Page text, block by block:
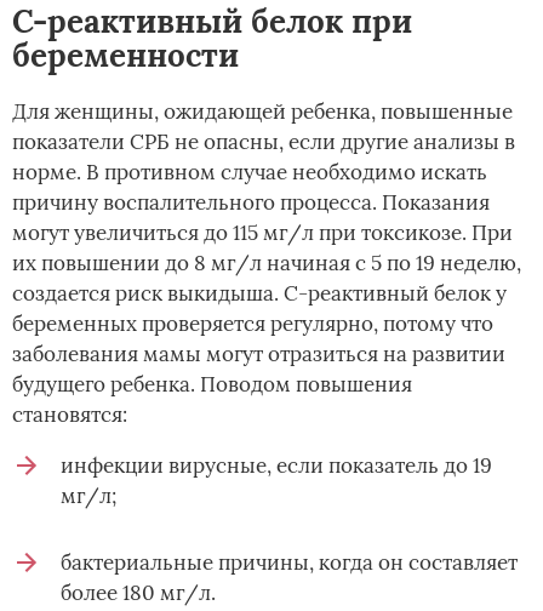
С-реактивный белок при
беременности
Для женщины, ожидающей ребенка, повышенные
показатели СРБ не опасны, если другие анализы в
норме. В противном случае необходимо искать
причину воспалительного процесса. Показания
могут увеличиться до 115 мг/л при токсикозе. При
их повышении до 8 мг/л начиная с 5 по 19 неделю,
создается риск выкидыша. С-реактивный белок у
беременных проверяется регулярно, потому что
заболевания мамы могут отразиться на развитии
будущего ребенка. Поводом повышения
становятся:
инфекции вирусные, если показатель до 19
мг/л;
бактериальные причины, когда он составляет
более 180 мг/л.